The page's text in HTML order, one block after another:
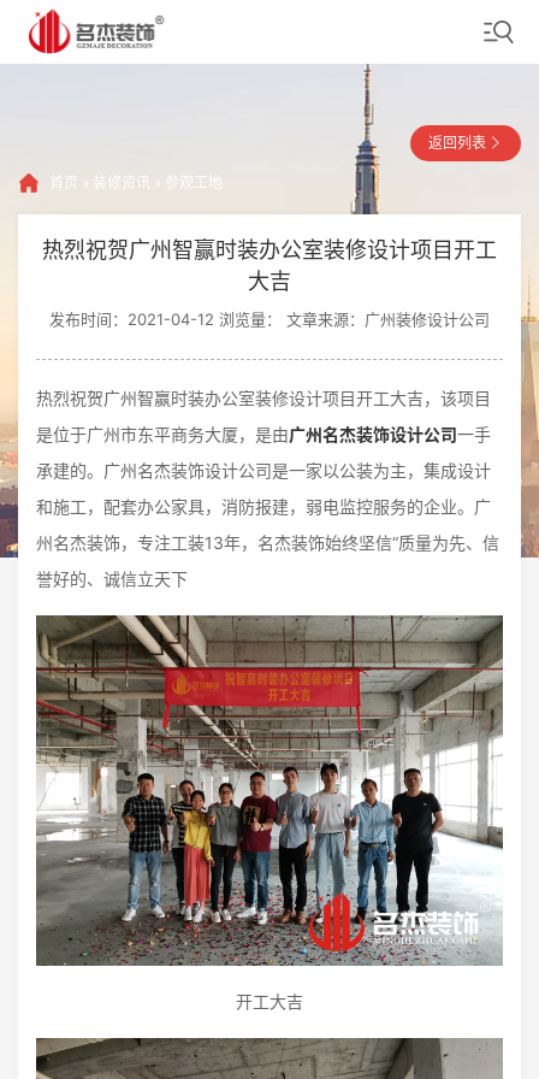
首页 » 装修资讯 » 参观工地
返回列表
热烈祝贺广州智赢时装办公室装修设计项目开工
大吉
发布时间：2021-04-12 浏览量： 文章来源：广州装修设计公司
热烈祝贺广州智赢时装办公室装修设计项目开工大吉，该项目
是位于广州市东平商务大厦，是由广州名杰装饰设计公司一手
承建的。广州名杰装饰设计公司是一家以公装为主，集成设计
和施工，配套办公家具，消防报建，弱电监控服务的企业。广
州名杰装饰，专注工装13年，名杰装饰始终坚信“质量为先、信
誉好的、诚信立天下
开工大吉